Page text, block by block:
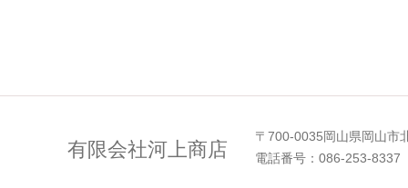
有限会社河上商店
〒700-0035岡山県岡山市
電話番号：086-253-